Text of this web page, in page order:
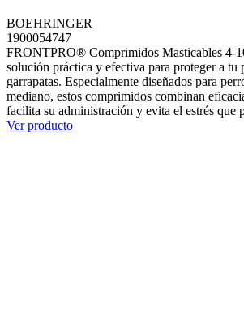
BOEHRINGER
1900054747
FRONTPRO® Comprimidos Masticables 4-
solución práctica y efectiva para proteger a tu
garrapatas. Especialmente diseñados para
mediano, estos comprimidos combinan
facilita su administración y evita el estrés que
Ver producto